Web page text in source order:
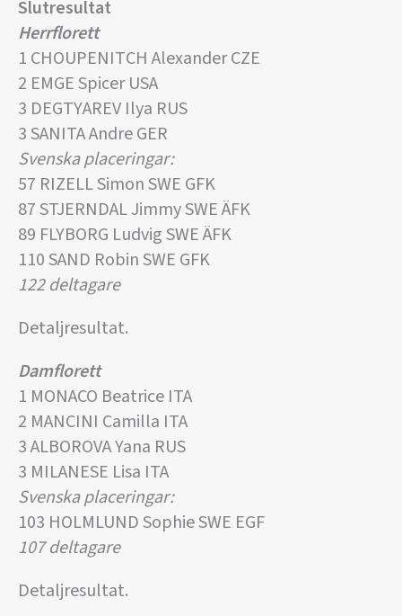
Slutresultat
Herrflorett
1 CHOUPENITCH Alexander CZE
2 EMGE Spicer USA
3 DEGTYAREV Ilya RUS
3 SANITA Andre GER
Svenska placeringar:
57 RIZELL Simon SWE GFK
87 STJERNDAL Jimmy SWE ÄFK
89 FLYBORG Ludvig SWE ÄFK
110 SAND Robin SWE GFK
122 deltagare
Detaljresultat.
Damflorett
1 MONACO Beatrice ITA
2 MANCINI Camilla ITA
3 ALBOROVA Yana RUS
3 MILANESE Lisa ITA
Svenska placeringar:
103 HOLMLUND Sophie SWE EGF
107 deltagare
Detaljresultat.